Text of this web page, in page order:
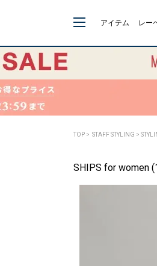
アイテム レー
TOP > STAFF STYLING >
SHIPS for women